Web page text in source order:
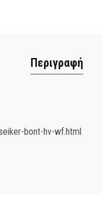
Περιγραφή
bont-hv-wf.html